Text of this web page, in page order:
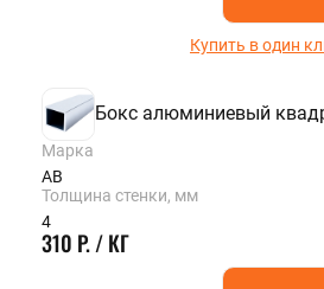
Купить в один
Бокс алюминиевый
Марка
АВ
Толщина стенки, мм
4
310 Р. / КГ